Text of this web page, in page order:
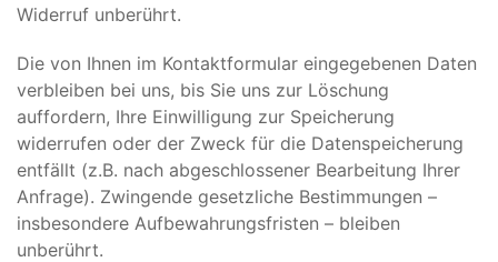
Widerruf unberührt.
Die von Ihnen im Kontaktformular eingegebenen Daten
verbleiben bei uns, bis Sie uns zur Löschung
auffordern, Ihre Einwilligung zur Speicherung
widerrufen oder der Zweck für die Datenspeicherung
entfällt (z.B. nach abgeschlossener Bearbeitung Ihrer
Anfrage). Zwingende gesetzliche Bestimmungen –
insbesondere Aufbewahrungsfristen – bleiben
unberührt.